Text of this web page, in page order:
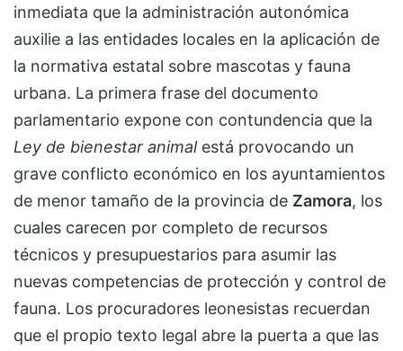
inmediata que la administración autonómica
auxilie a las entidades locales en la aplicación de
la normativa estatal sobre mascotas y fauna
urbana. La primera frase del documento
parlamentario expone con contundencia que la
Ley de bienestar animalestá provocando un
grave conflicto económico en los ayuntamientos
de menor tamaño de la provincia de Zamora, los
cuales carecen por completo de recursos
técnicos y presupuestarios para asumir las
nuevas competencias de protección y control de
fauna. Los procuradores leonesistas recuerdan
que el propio texto legal abre la puerta a que las